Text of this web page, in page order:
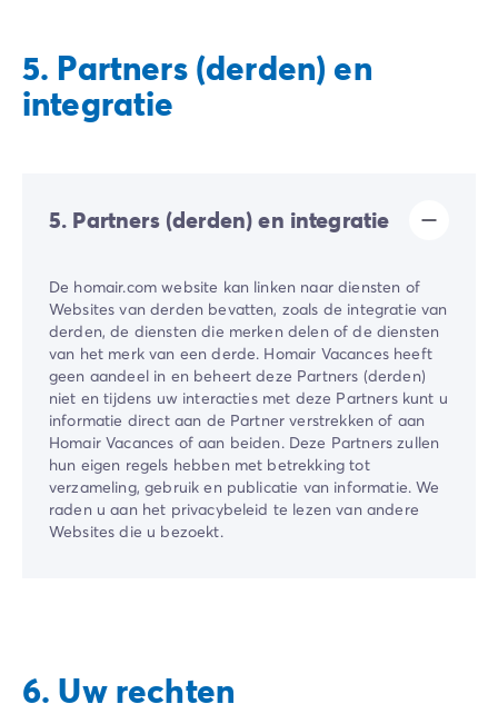
5. Partners (derden) en
integratie
5. Partners (derden) en integratie
De ​homair.com​ website kan linken naar diensten of
Websites van derden bevatten, zoals de integratie van
derden, de diensten die merken delen of de diensten
van het merk van een derde. ​Homair Vacances​ heeft
geen aandeel in en beheert deze Partners (derden)
niet en tijdens uw interacties met deze Partners kunt u
informatie direct aan de Partner verstrekken of aan ​
Homair Vacances​ of aan beiden. Deze Partners zullen
hun eigen regels hebben met betrekking tot
verzameling, gebruik en publicatie van informatie. We
raden u aan het privacybeleid te lezen van andere
Websites die u bezoekt.
6. Uw rechten